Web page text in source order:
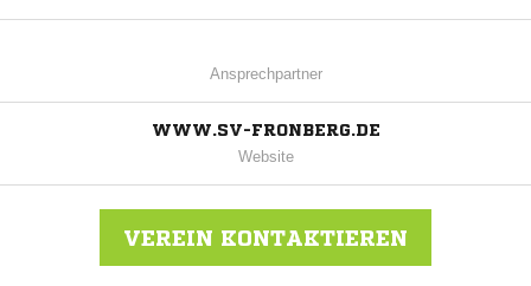
Ansprechpartner
WWW.SV-FRONBERG.DE
Website
VEREIN KONTAKTIEREN